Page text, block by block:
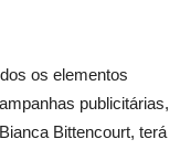
os elementos
publicitárias,
Bittencourt, terá